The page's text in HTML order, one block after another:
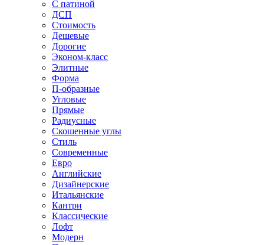
С патиной
ДСП
Стоимость
Дешевые
Дорогие
Эконом-класс
Элитные
Форма
П-образные
Угловые
Прямые
Радиусные
Скошенные углы
Стиль
Современные
Евро
Английские
Дизайнерские
Итальянские
Кантри
Классические
Лофт
Модерн